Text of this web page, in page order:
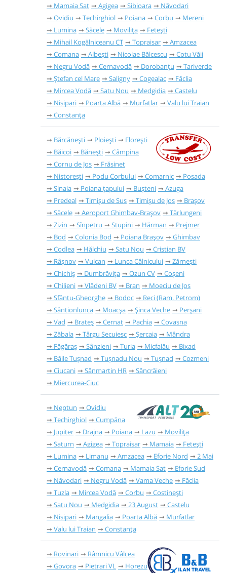
Mamaia Sat
Agigea Sibioara
Năvodari
Ovidiu
Techirghiol Poiana Corbu
Mereni
Lumina
Săcele Movilița
Fetești
Mihail Kogălniceanu CT
Topraisar
Amzacea
Comana
Albești Nicolae Bălcescu
Cotu Văii
Negru Vodă
Cernavodă Dorobanțu
Tariverde
Ștefan cel Mare
Saligny Cogealac
Făclia
Mircea Vodă
Satu Nou Medgidia
Castelu
Nisipari
Poarta Albă Murfatlar
Valu lui Traian
Constanța
Bărcănești Ploiești
Florești
Băicoi
Bănești
Câmpina
Cornu de Jos
Frăsinet
Nistorești
Podu Corbului Comarnic
Posada
Sinaia
Poiana țapului Bușteni
Azuga
Predeal
Timișu de Sus Timișu de Jos
Brașov
Săcele
Aeroport Ghimbav-Brașov
Tărlungeni
Zizin
Sînpetru Stupini Hărman
Prejmer
Bod
Colonia Bod Poiana Brașov
Ghimbav
Codlea
Hălchiu Satu Nou
Cristian BV
Râşnov
Vulcan Lunca Câlnicului
Zărnești
Chichiș
Dumbrăvița Ozun CV
Coșeni
Chilieni
Vlădeni BV Bran
Moeciu de Jos
Sfântu-Gheorghe
Bodoc
Reci (Ram. Petrom)
Sântionlunca
Moacșa Șinca Veche
Perșani
Vad
Brateș Cernat Pachia
Covasna
Zăbala
Târgu Secuiesc Șercaia
Mândra
Făgăraș
Sânzieni Turia Micfalău
Bixad
Băile Tușnad
Tușnadu Nou Tușnad
Cozmeni
Ciucani
Sânmartin HR
Sâncrăieni
Miercurea-Ciuc
Neptun
Ovidiu
Techirghiol
Cumpăna
Jupiter
Drajna Poiana Lazu
Movilița
Saturn
Agigea Topraisar Mamaia
Fetești
Lumina
Limanu Amzacea Eforie Nord
2 Mai
Cernavodă
Comana Mamaia Sat
Eforie Sud
Năvodari
Negru Vodă Vama Veche
Făclia
Tuzla
Mircea Vodă Corbu
Costinești
Satu Nou
Medgidia 23 August
Castelu
Nisipari
Mangalia Poarta Albă
Murfatlar
Valu lui Traian
Constanța
Rovinari
Râmnicu Vâlcea
Govora
Pietrari VL
Horezu